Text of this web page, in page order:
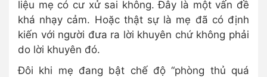
liệu mẹ có cư xử sai không. Đây là một vấn đề
khá nhạy cảm. Hoặc thật sự là mẹ đã có định
kiến với người đưa ra lời khuyên chứ không phải
do lời khuyên đó.
Đôi khi mẹ đang bật chế độ “phòng thủ quá